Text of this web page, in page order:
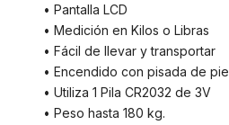
• Pantalla LCD
• Medición en Kilos o Libras
• Fácil de llevar y transportar
• Encendido con pisada de pie
• Utiliza 1 Pila CR2032 de 3V
• Peso hasta 180 kg.